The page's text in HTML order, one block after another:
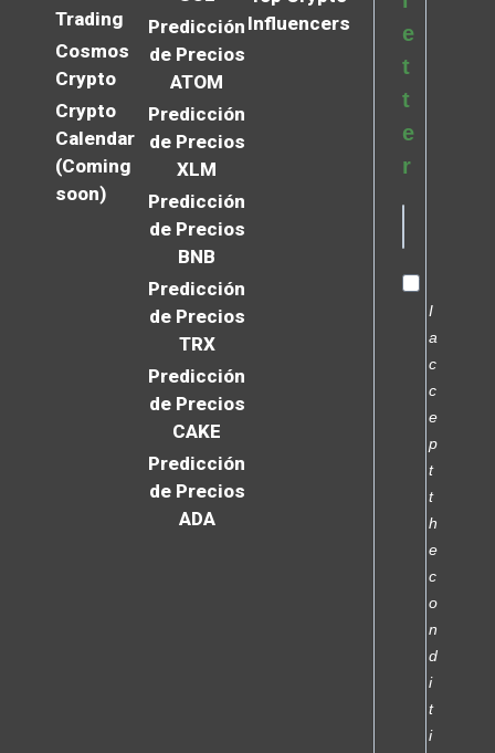
Trading
Cosmos
Crypto
Crypto
Calendar
(Coming
soon)
Predicción
de Precios
ATOM
Predicción
de Precios
XLM
Predicción
de Precios
BNB
Predicción
de Precios
TRX
Predicción
de Precios
CAKE
Predicción
de Precios
ADA
Influencers
e
t
t
e
r
I
a
c
c
e
p
t
t
h
e
c
o
n
d
i
t
i